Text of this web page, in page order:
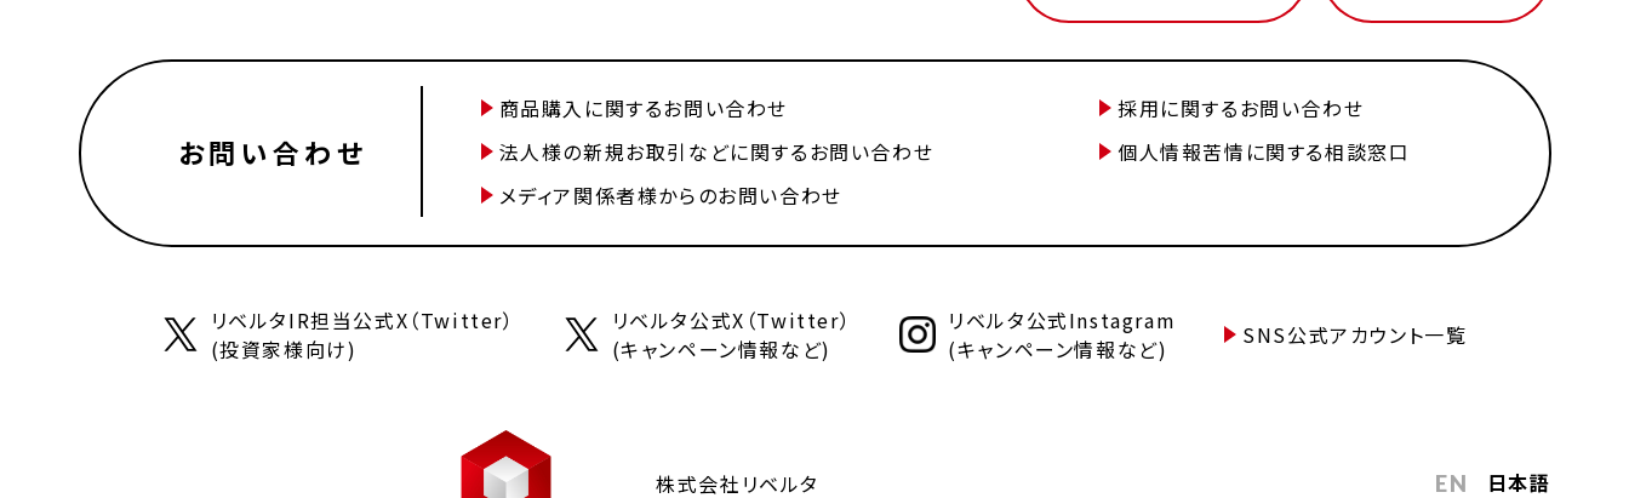
お問い合わせ
商品購入に関するお問い合わせ
採用に関するお問い合わせ
法人様の新規お取引などに関するお問い合わせ
個人情報苦情に関する相談窓口
メディア関係者様からのお問い合わせ
リベルタIR担当公式X（Twitter）
(投資家様向け)
リベルタ公式X（Twitter）
(キャンペーン情報など)
リベルタ公式Instagram
(キャンペーン情報など)
SNS公式アカウント一覧
EN 日本語
株式会社リベルタ